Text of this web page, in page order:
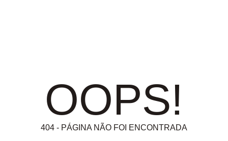
OOPS!
404 - PÁGINA NÃO FOI ENCONTRADA